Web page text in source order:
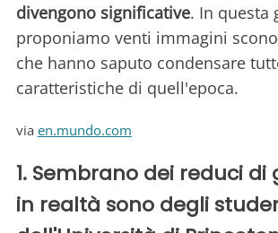
divengono significative. In questa
proponiamo venti immagini
che hanno saputo condensare
caratteristiche di quell'epoca.
via en.mundo.com
1. Sembrano dei reduci
in realtà sono degli